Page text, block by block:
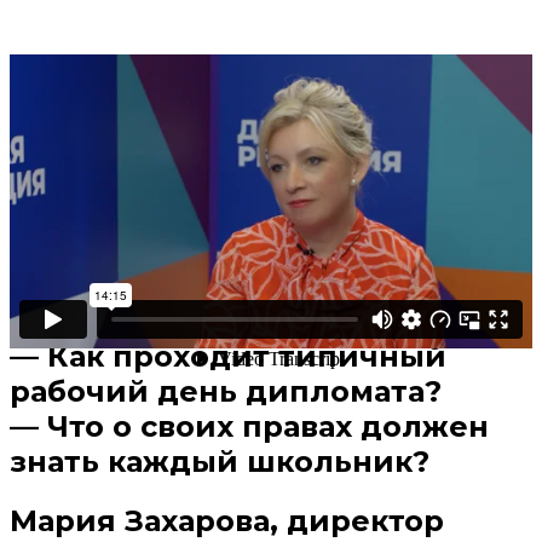
В избранное
Смотреть позже
— Что нужно изучать
углубленно, чтобы работать в
Министерстве иностранных
дел?
— Как проходит типичный
рабочий день дипломата?
— Что о своих правах должен
знать каждый школьник?
Мария Захарова, директор